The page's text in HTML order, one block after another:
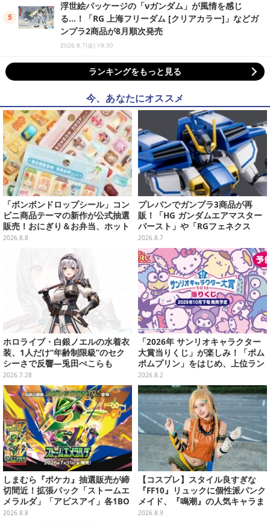
浮世絵パッケージの「νガンダム」が風情を感じ
る…！「RG 上海フリーダム [クリアカラー]」などガ
ンプラ2商品が8月順次発売
2026.8.7(金) 19:30
ランキングをもっと見る
今、あなたにオススメ
「ボンボンドロップシール」コン
ビニ商品テーマの新作が公式抽選
販売！おにぎり＆お弁当、ホット
スナックなど4種セット
2026.8.8
プレバンでガンプラ3商品が再
販！「HG ガンダムエアマスター
バースト」や「RGフェネクス
（ナラティブVer.）」も
2026.8.7
ホロライブ・白銀ノエルの水着衣
装、1人だけ“年齢制限級”のセク
シーさで反響―兎田ぺこらも
「こ、こんなことが許されていい
のか？」と興奮隠せず
2026.7.28
「2026年 サンリオキャラクター
大賞当りくじ」が楽しみ！「ポム
ポムプリン」をはじめ、上位ラン
クインが登場するスペシャル企画
2026.8.2
しまむら『ポケカ』抽選販売が締
切間近！拡張パック「ストームエ
メラルダ」「アビスアイ」各1BO
Xをラインナップ
2026.8.8
【コスプレ】スタイル良すぎな
『FF10』リュックに個性派パンク
メイド、『鳴潮』の人気キャラま
で「ワンフェス」美女レイヤー6
2026.8.9